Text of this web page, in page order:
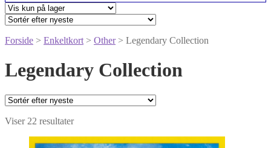
Forside > Enkeltkort > Other> Legendary Collection
Legendary Collection
Viser 22 resultaterSorteret
seneste